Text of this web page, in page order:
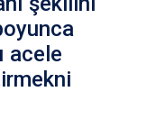
acele